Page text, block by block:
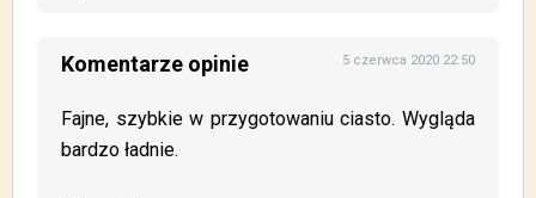
Komentarze opinie 5 czerwca 2020 22:50
Fajne, szybkie w przygotowaniu ciasto. Wygląda
bardzo ładnie.